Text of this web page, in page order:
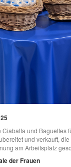
und Baguettes
und verkauft,
am Arbeitsplatz
der Frauen